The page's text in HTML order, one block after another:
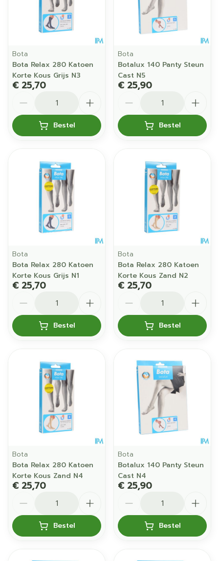
Bota
Bota Relax 280 Katoen
Korte Kous Grijs N3
€ 25,70
Bestel
Bota
Botalux 140 Panty Steun
Cast N5
€ 25,90
Bestel
Bota
Bota Relax 280 Katoen
Korte Kous Grijs N1
€ 25,70
Bestel
Bota
Bota Relax 280 Katoen
Korte Kous Zand N2
€ 25,70
Bestel
Bota
Bota Relax 280 Katoen
Korte Kous Zand N4
€ 25,70
Bestel
Bota
Botalux 140 Panty Steun
Cast N4
€ 25,90
Bestel